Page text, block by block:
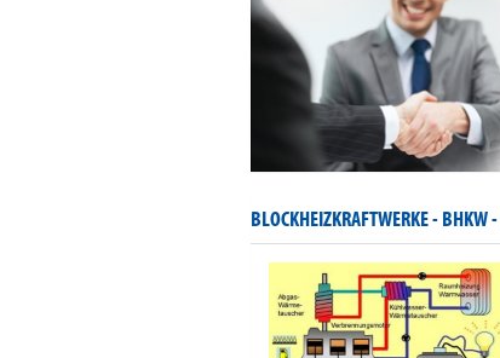
BLOCKHEIZKRAFTWERKE - BHKW -